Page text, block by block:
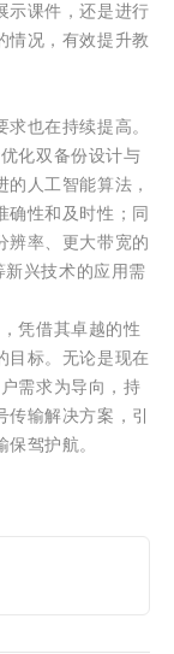
示课件，还是进行
情况，有效提升教
也在持续提高。
化双备份设计与
人工智能算法，
确性和及时性；同
辨率、更大带宽的
兴技术的应用需
凭借其卓越的性
目标。无论是现在
需求为导向，持
输解决方案，引
驾护航。